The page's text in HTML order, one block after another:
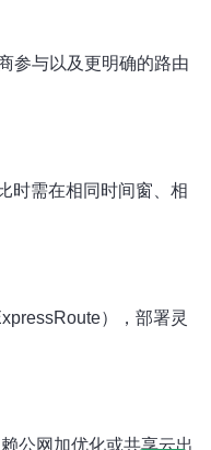
参与以及更明确的路由
时需在相同时间窗、相
），部署灵
公网加优化或共享云出